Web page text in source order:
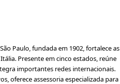
Paulo, fundada em 1902, fortalece as
Presente em cinco estados, reúne
importantes redes internacionais.
oferece assessoria especializada para